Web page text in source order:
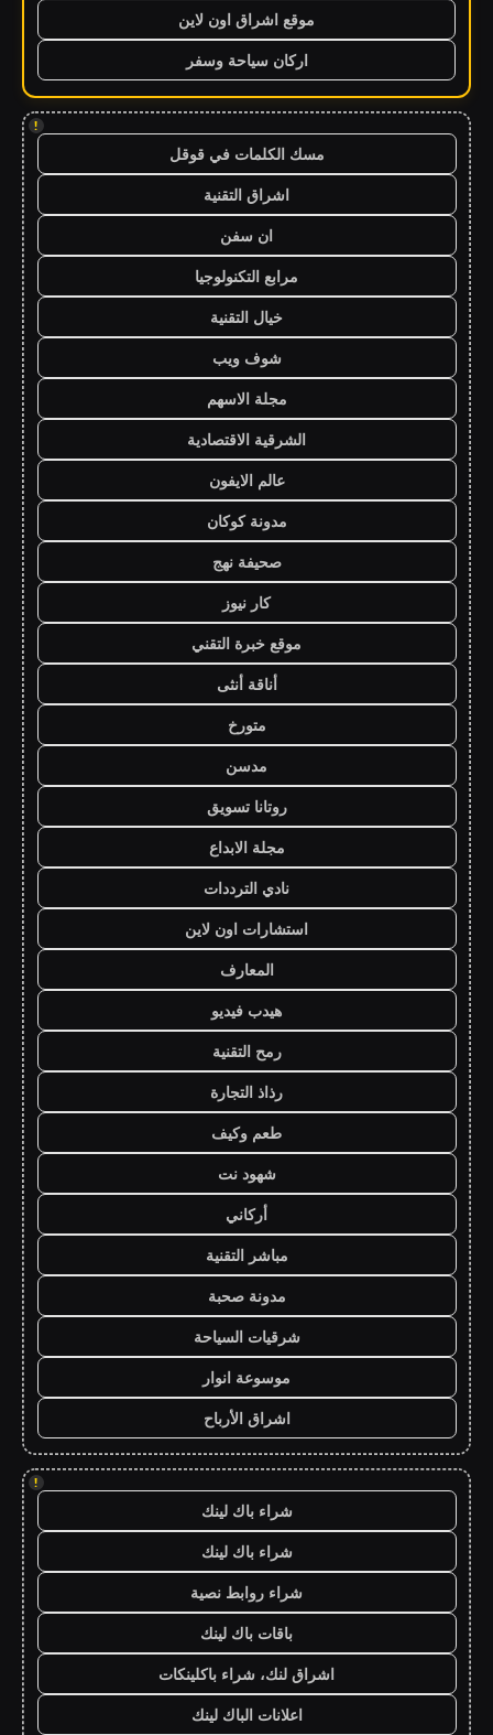
موقع اشراق اون لاين
اركان سياحة وسفر
!
مسك الكلمات في قوقل
اشراق التقنية
ان سفن
مرابع التكنولوجيا
خيال التقنية
شوف ويب
مجلة الاسهم
الشرقية الاقتصادية
عالم الايفون
مدونة كوكان
صحيفة نهج
كار نيوز
موقع خبرة التقني
أناقة أنثى
متورخ
مدسن
روتانا تسويق
مجلة الابداع
نادي الترددات
استشارات اون لاين
المعارف
هيدب فيديو
رمح التقنية
رذاذ التجارة
طعم وكيف
شهود نت
أركاني
مباشر التقنية
مدونة صحبة
شرقيات السياحة
موسوعة انوار
اشراق الأرباح
!
شراء باك لينك
شراء باك لينك
شراء روابط نصية
باقات باك لينك
اشراق لنك، شراء باكلينكات
اعلانات الباك لينك